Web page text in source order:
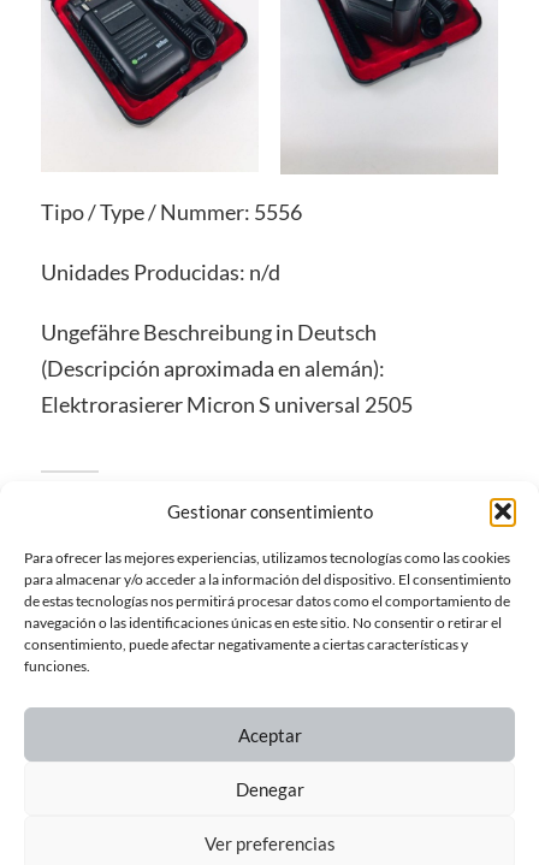
Gestionar consentimiento
Para ofrecer las mejores experiencias, utilizamos tecnologías como las cookies
para almacenar y/o acceder a la información del dispositivo. El consentimiento
de estas tecnologías nos permitirá procesar datos como el comportamiento de
navegación o las identificaciones únicas en este sitio. No consentir o retirar el
consentimiento, puede afectar negativamente a ciertas características y
funciones.
Aceptar
Denegar
Ver preferencias
Tipo / Type / Nummer: 5556
Unidades Producidas: n/d
Ungefähre Beschreibung in Deutsch
(Descripción aproximada en alemán):
Elektrorasierer Micron S universal 2505
8 de noviembre de 2019
Razors
Linear Recargable
← ENTRADA ANTERIOR
ENTRADA SIGUIENTE →